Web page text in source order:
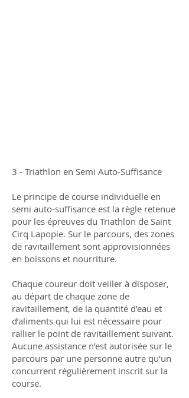
3 - Triathlon en Semi Auto-Suffisance
Le principe de course individuelle en
semi auto-suffisance est la règle retenue
pour les épreuves du Triathlon de Saint
Cirq Lapopie. Sur le parcours, des zones
de ravitaillement sont approvisionnées
en boissons et nourriture.
Chaque coureur doit veiller à disposer,
au départ de chaque zone de
ravitaillement, de la quantité d’eau et
d’aliments qui lui est nécessaire pour
rallier le point de ravitaillement suivant.
Aucune assistance n’est autorisée sur le
parcours par une personne autre qu’un
concurrent régulièrement inscrit sur la
course.